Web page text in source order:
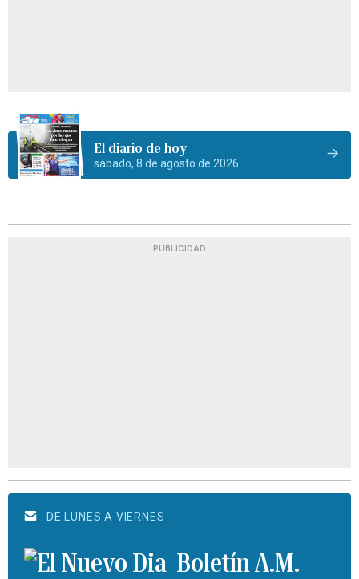
El diario de hoy
sábado, 8 de agosto de 2026
PUBLICIDAD
DE LUNES A VIERNES
Boletín A.M.